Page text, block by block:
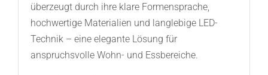
überzeugt durch ihre klare Formensprache,
hochwertige Materialien und langlebige LED-
Technik – eine elegante Lösung für
anspruchsvolle Wohn- und Essbereiche.